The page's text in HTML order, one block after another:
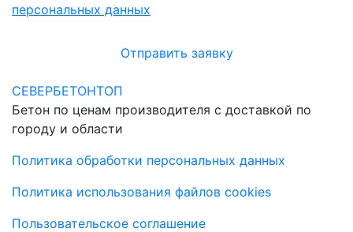
персональных данных
Отправить заявку
СЕВЕРБЕТОНТОП
Бетон по ценам производителя с доставкой по
городу и области
Политика обработки персональных данных
Политика использования файлов cookies
Пользовательское соглашение